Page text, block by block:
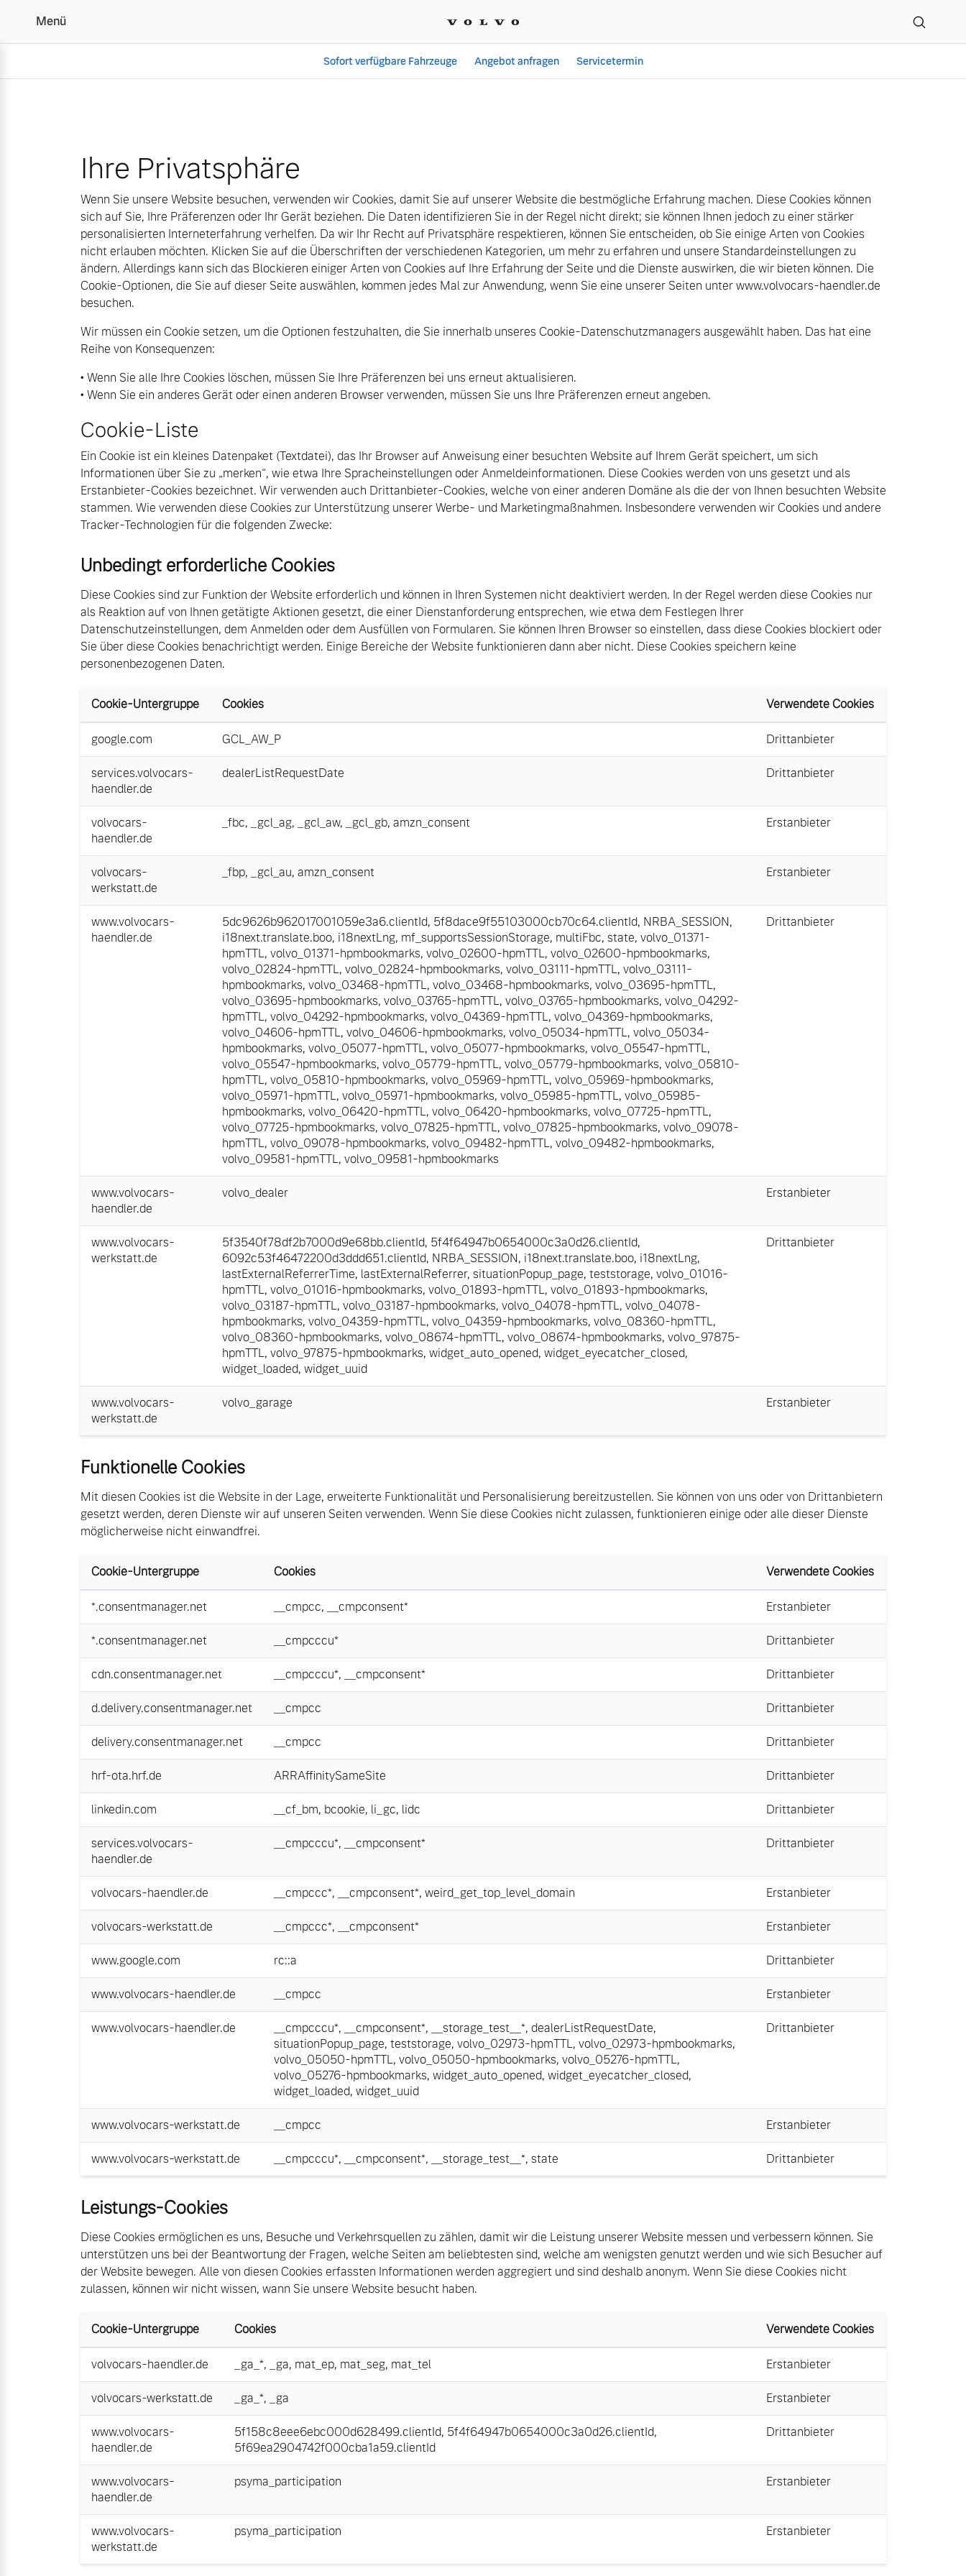
Menü
Sofort verfügbare Fahrzeuge Angebot anfragen Servicetermin
6 Modelle
Plug-in Hybrid
3 Modelle
4 Modelle
Geschäftskunden
Editionsmodelle
Angebot anfragen
Fahrzeug konfigurieren
Sofort verfügbare Fahrzeuge
Volvo Selekt Gebrauchtwagen
Die Neuwagenalternative
Editionsmodelle
Jetzt kennenlernen
Aktuelle Angebote
Geschäftskunden
Volvo Gebrauchtwagenbörse
Gebrauchtwagen
Aktuelle Zubehörangebote
Zubehörkatalog
Sie erhalten bei uns eine Vielzahl von Original Volvo Winter- und Sommer Kompletträder.
Bitte sprechen Sie uns direkt an.
Mehr erfahren
Entdecken Sie unsere saisonalen Angebote.
Über uns
Unser Team
Kontakt und Anfahrt
Ihre Privatsphäre
Wenn Sie unsere Website besuchen, verwenden wir Cookies, damit Sie auf unserer Website die bestmögliche Erfahrung machen. Diese Cookies können
sich auf Sie, Ihre Präferenzen oder Ihr Gerät beziehen. Die Daten identifizieren Sie in der Regel nicht direkt; sie können Ihnen jedoch zu einer stärker
personalisierten Interneterfahrung verhelfen. Da wir Ihr Recht auf Privatsphäre respektieren, können Sie entscheiden, ob Sie einige Arten von Cookies
nicht erlauben möchten. Klicken Sie auf die Überschriften der verschiedenen Kategorien, um mehr zu erfahren und unsere Standardeinstellungen zu
ändern. Allerdings kann sich das Blockieren einiger Arten von Cookies auf Ihre Erfahrung der Seite und die Dienste auswirken, die wir bieten können. Die
Cookie-Optionen, die Sie auf dieser Seite auswählen, kommen jedes Mal zur Anwendung, wenn Sie eine unserer Seiten unter www.volvocars-haendler.de
besuchen.
Wir müssen ein Cookie setzen, um die Optionen festzuhalten, die Sie innerhalb unseres Cookie-Datenschutzmanagers ausgewählt haben. Das hat eine
Reihe von Konsequenzen:
• Wenn Sie alle Ihre Cookies löschen, müssen Sie Ihre Präferenzen bei uns erneut aktualisieren.
• Wenn Sie ein anderes Gerät oder einen anderen Browser verwenden, müssen Sie uns Ihre Präferenzen erneut angeben.
Cookie-Liste
Ein Cookie ist ein kleines Datenpaket (Textdatei), das Ihr Browser auf Anweisung einer besuchten Website auf Ihrem Gerät speichert, um sich
Informationen über Sie zu „merken“, wie etwa Ihre Spracheinstellungen oder Anmeldeinformationen. Diese Cookies werden von uns gesetzt und als
Erstanbieter-Cookies bezeichnet. Wir verwenden auch Drittanbieter-Cookies, welche von einer anderen Domäne als die der von Ihnen besuchten Website
stammen. Wie verwenden diese Cookies zur Unterstützung unserer Werbe- und Marketingmaßnahmen. Insbesondere verwenden wir Cookies und andere
Tracker-Technologien für die folgenden Zwecke:
Unbedingt erforderliche Cookies
Diese Cookies sind zur Funktion der Website erforderlich und können in Ihren Systemen nicht deaktiviert werden. In der Regel werden diese Cookies nur
als Reaktion auf von Ihnen getätigte Aktionen gesetzt, die einer Dienstanforderung entsprechen, wie etwa dem Festlegen Ihrer
Datenschutzeinstellungen, dem Anmelden oder dem Ausfüllen von Formularen. Sie können Ihren Browser so einstellen, dass diese Cookies blockiert oder
Sie über diese Cookies benachrichtigt werden. Einige Bereiche der Website funktionieren dann aber nicht. Diese Cookies speichern keine
personenbezogenen Daten.
Cookie-Untergruppe Cookies Verwendete Cookies
google.com GCL_AW_P Drittanbieter
services.volvocars-
haendler.de
dealerListRequestDate Drittanbieter
volvocars-
haendler.de
_fbc, _gcl_ag, _gcl_aw, _gcl_gb, amzn_consent Erstanbieter
volvocars-
werkstatt.de
_fbp, _gcl_au, amzn_consent Erstanbieter
www.volvocars-
haendler.de
5dc9626b962017001059e3a6.clientId, 5f8dace9f55103000cb70c64.clientId, NRBA_SESSION,
i18next.translate.boo, i18nextLng, mf_supportsSessionStorage, multiFbc, state, volvo_01371-
hpmTTL, volvo_01371-hpmbookmarks, volvo_02600-hpmTTL, volvo_02600-hpmbookmarks,
volvo_02824-hpmTTL, volvo_02824-hpmbookmarks, volvo_03111-hpmTTL, volvo_03111-
hpmbookmarks, volvo_03468-hpmTTL, volvo_03468-hpmbookmarks, volvo_03695-hpmTTL,
volvo_03695-hpmbookmarks, volvo_03765-hpmTTL, volvo_03765-hpmbookmarks, volvo_04292-
hpmTTL, volvo_04292-hpmbookmarks, volvo_04369-hpmTTL, volvo_04369-hpmbookmarks,
volvo_04606-hpmTTL, volvo_04606-hpmbookmarks, volvo_05034-hpmTTL, volvo_05034-
hpmbookmarks, volvo_05077-hpmTTL, volvo_05077-hpmbookmarks, volvo_05547-hpmTTL,
volvo_05547-hpmbookmarks, volvo_05779-hpmTTL, volvo_05779-hpmbookmarks, volvo_05810-
hpmTTL, volvo_05810-hpmbookmarks, volvo_05969-hpmTTL, volvo_05969-hpmbookmarks,
volvo_05971-hpmTTL, volvo_05971-hpmbookmarks, volvo_05985-hpmTTL, volvo_05985-
hpmbookmarks, volvo_06420-hpmTTL, volvo_06420-hpmbookmarks, volvo_07725-hpmTTL,
volvo_07725-hpmbookmarks, volvo_07825-hpmTTL, volvo_07825-hpmbookmarks, volvo_09078-
hpmTTL, volvo_09078-hpmbookmarks, volvo_09482-hpmTTL, volvo_09482-hpmbookmarks,
volvo_09581-hpmTTL, volvo_09581-hpmbookmarks
Drittanbieter
www.volvocars-
haendler.de
volvo_dealer Erstanbieter
www.volvocars-
werkstatt.de
5f3540f78df2b7000d9e68bb.clientId, 5f4f64947b0654000c3a0d26.clientId,
6092c53f46472200d3ddd651.clientId, NRBA_SESSION, i18next.translate.boo, i18nextLng,
lastExternalReferrerTime, lastExternalReferrer, situationPopup_page, teststorage, volvo_01016-
hpmTTL, volvo_01016-hpmbookmarks, volvo_01893-hpmTTL, volvo_01893-hpmbookmarks,
volvo_03187-hpmTTL, volvo_03187-hpmbookmarks, volvo_04078-hpmTTL, volvo_04078-
hpmbookmarks, volvo_04359-hpmTTL, volvo_04359-hpmbookmarks, volvo_08360-hpmTTL,
volvo_08360-hpmbookmarks, volvo_08674-hpmTTL, volvo_08674-hpmbookmarks, volvo_97875-
hpmTTL, volvo_97875-hpmbookmarks, widget_auto_opened, widget_eyecatcher_closed,
widget_loaded, widget_uuid
Drittanbieter
www.volvocars-
werkstatt.de
volvo_garage Erstanbieter
Funktionelle Cookies
Mit diesen Cookies ist die Website in der Lage, erweiterte Funktionalität und Personalisierung bereitzustellen. Sie können von uns oder von Drittanbietern
gesetzt werden, deren Dienste wir auf unseren Seiten verwenden. Wenn Sie diese Cookies nicht zulassen, funktionieren einige oder alle dieser Dienste
möglicherweise nicht einwandfrei.
Cookie-Untergruppe Cookies Verwendete Cookies
*.consentmanager.net __cmpcc, __cmpconsent* Erstanbieter
*.consentmanager.net __cmpcccu* Drittanbieter
cdn.consentmanager.net __cmpcccu*, __cmpconsent* Drittanbieter
d.delivery.consentmanager.net __cmpcc Drittanbieter
delivery.consentmanager.net __cmpcc Drittanbieter
hrf-ota.hrf.de ARRAffinitySameSite Drittanbieter
linkedin.com __cf_bm, bcookie, li_gc, lidc Drittanbieter
services.volvocars-
haendler.de
__cmpcccu*, __cmpconsent* Drittanbieter
volvocars-haendler.de __cmpccc*, __cmpconsent*, weird_get_top_level_domain Erstanbieter
volvocars-werkstatt.de __cmpccc*, __cmpconsent* Erstanbieter
www.google.com rc::a Drittanbieter
www.volvocars-haendler.de __cmpcc Erstanbieter
www.volvocars-haendler.de __cmpcccu*, __cmpconsent*, __storage_test__*, dealerListRequestDate,
situationPopup_page, teststorage, volvo_02973-hpmTTL, volvo_02973-hpmbookmarks,
volvo_05050-hpmTTL, volvo_05050-hpmbookmarks, volvo_05276-hpmTTL,
volvo_05276-hpmbookmarks, widget_auto_opened, widget_eyecatcher_closed,
widget_loaded, widget_uuid
Drittanbieter
www.volvocars-werkstatt.de __cmpcc Erstanbieter
www.volvocars-werkstatt.de __cmpcccu*, __cmpconsent*, __storage_test__*, state Drittanbieter
Leistungs-Cookies
Diese Cookies ermöglichen es uns, Besuche und Verkehrsquellen zu zählen, damit wir die Leistung unserer Website messen und verbessern können. Sie
unterstützen uns bei der Beantwortung der Fragen, welche Seiten am beliebtesten sind, welche am wenigsten genutzt werden und wie sich Besucher auf
der Website bewegen. Alle von diesen Cookies erfassten Informationen werden aggregiert und sind deshalb anonym. Wenn Sie diese Cookies nicht
zulassen, können wir nicht wissen, wann Sie unsere Website besucht haben.
Cookie-Untergruppe Cookies Verwendete Cookies
volvocars-haendler.de _ga_*, _ga, mat_ep, mat_seg, mat_tel Erstanbieter
volvocars-werkstatt.de _ga_*, _ga Erstanbieter
www.volvocars-
haendler.de
5f158c8eee6ebc000d628499.clientId, 5f4f64947b0654000c3a0d26.clientId,
5f69ea2904742f000cba1a59.clientId
Drittanbieter
www.volvocars-
haendler.de
psyma_participation Erstanbieter
www.volvocars-
werkstatt.de
psyma_participation Erstanbieter